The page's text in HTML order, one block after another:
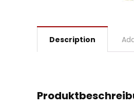
Description